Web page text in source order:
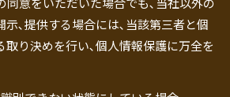
示､提供する場合には､当該第三者と個
取り決めを行い､個人情報保護に万全を